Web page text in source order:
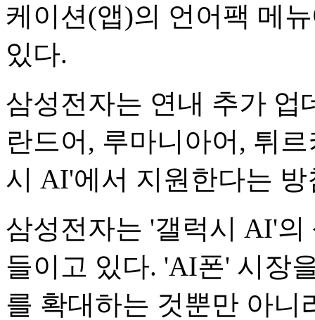
케이션(앱)의 언어팩 메
있다.
삼성전자는 연내 추가 업
란드어, 루마니아어, 튀
시 AI'에서 지원한다는 방
삼성전자는 '갤럭시 AI'
들이고 있다. 'AI폰' 시장
를 확대하는 것뿐만 아니